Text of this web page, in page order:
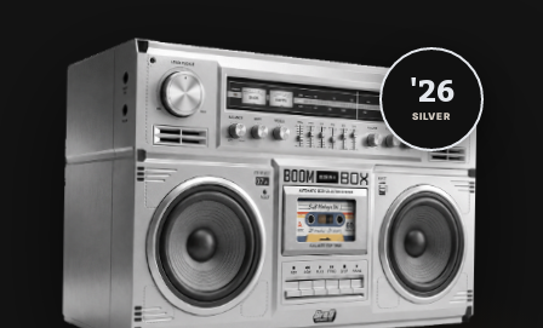
'26
SILVER